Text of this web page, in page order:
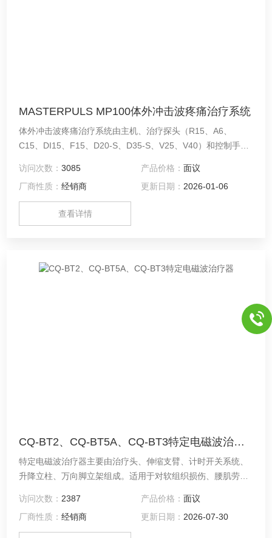
MASTERPULS MP100体外冲击波疼痛治疗系统
体外冲击波疼痛治疗系统由主机、治疗探头（R15、A6、
C15、DI15、F15、D20-S、D35-S、V25、V40）和控制手柄
点、肌腱止点功能障碍、活化肌肉和结缔组织、针灸冲击波疗
法。
访问次数：3085 产品价格： 面议
厂商性质：经销商 更新日期： 2026-01-06
查看详情
CQ-BT2、CQ-BT5A、CQ-BT3特定电磁波治疗器
特定电磁波治疗器主要由治疗头、伸缩支臂、计时开关系统、
升降立柱、万向脚立架组成。适用于对软组织损伤、腰肌劳
辅助治疗。
访问次数： 2387 产品价格： 面议
厂商性质：经销商 更新日期： 2026-07-30